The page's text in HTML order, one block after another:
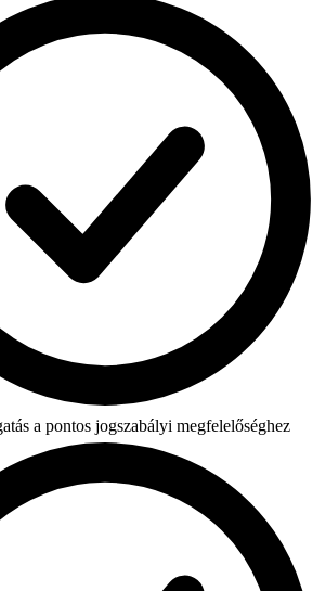
a pontos jogszabályi megfelelőséghez